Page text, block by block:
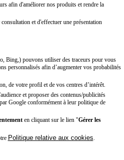
afin d'améliorer nos produits et rendre la
et d'effectuer une présentation
Bing,) pouvons utiliser des traceurs pour vous
personnalisés afin d’augmenter vos probabilités
de votre profil et de vos centres d’intérêt.
et proposer des contenus/publicités
Google conformément à leur politique de
en cliquant sur le lien "Gérer les
Politique relative aux cookies